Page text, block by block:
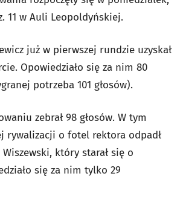
11 w Auli Leopoldyńskiej.
już w pierwszej rundzie uzyskał
Opowiedziało się za nim 80
potrzeba 101 głosów).
zebrał 98 głosów. W tym
rywalizacji o fotel rektora odpadł
Wiszewski, który starał się o
się za nim tylko 29